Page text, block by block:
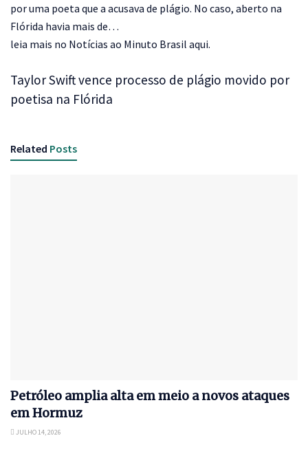
por uma poeta que a acusava de plágio. No caso, aberto na
Flórida havia mais de…
leia mais no Notícias ao Minuto Brasil aqui.
Taylor Swift vence processo de plágio movido por
poetisa na Flórida
Related Posts
Petróleo amplia alta em meio a novos ataques
em Hormuz
JULHO 14, 2026